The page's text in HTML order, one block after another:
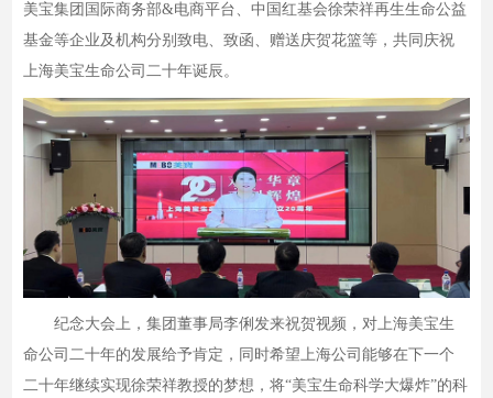
美宝集团国际商务部&电商平台、中国红基会徐荣祥再生生命公益
基金等企业及机构分别致电、致函、赠送庆贺花篮等，共同庆祝
上海美宝生命公司二十年诞辰。
纪念大会上，集团董事局李俐发来祝贺视频，对上海美宝生
命公司二十年的发展给予肯定，同时希望上海公司能够在下一个
二十年继续实现徐荣祥教授的梦想，将“美宝生命科学大爆炸”的科